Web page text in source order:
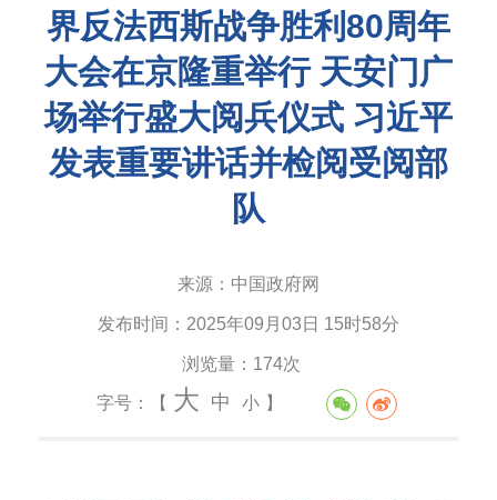
界反法西斯战争胜利80周年
大会在京隆重举行 天安门广
场举行盛大阅兵仪式 习近平
发表重要讲话并检阅受阅部
队
来源： 中国政府网
发布时间： 2025年09月03日 15时58分
浏览量： 174次
字号：【 大 中 小 】